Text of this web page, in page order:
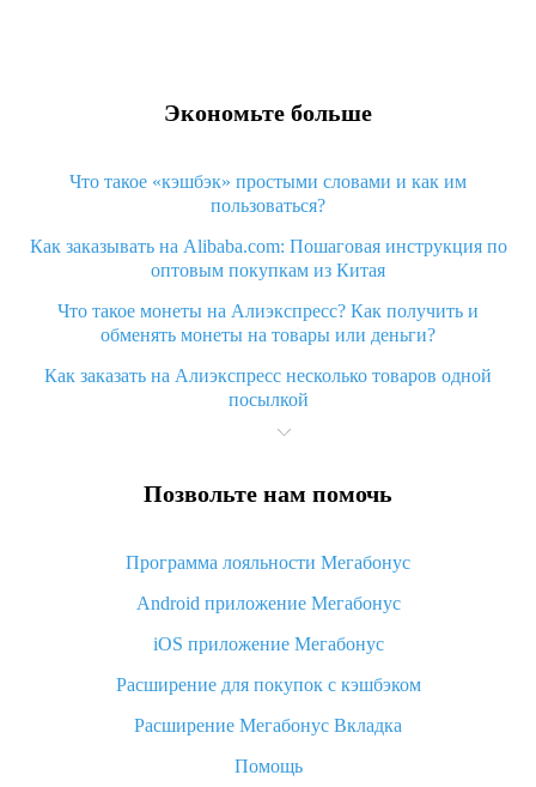
Экономьте больше
Что такое «кэшбэк» простыми словами и как им
пользоваться?
Как заказывать на Alibaba.com: Пошаговая инструкция по
оптовым покупкам из Китая
Что такое монеты на Алиэкспресс? Как получить и
обменять монеты на товары или деньги?
Как заказать на Алиэкспресс несколько товаров одной
посылкой
Что значит статус «Заказ закрыт» на Алиэкспресс и что
Что делать, если Алиэкспресс просит ввести паспортные
Как узнать, куда пришла посылка с Алиэкспресс
Вы отменили заказ на Алиэкспресс, когда вернут деньги?
Что такое баллы на Алиэкспресс, как их получить и
«AliExpress Standard Shipping»: что это за метод доставки и
как его отслеживать
Как покупать оптом на Алиэкспресс
Позвольте нам помочь
Программа лояльности Мегабонус
Android приложение Мегабонус
iOS приложение Мегабонус
Расширение для покупок с кэшбэком
Расширение Мегабонус Вкладка
Помощь